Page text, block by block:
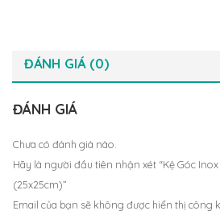
ĐÁNH GIÁ (0)
ĐÁNH GIÁ
Chưa có đánh giá nào.
Hãy là người đầu tiên nhận xét “Kệ Góc
(25x25cm)”
Email của bạn sẽ không được hiển thị công